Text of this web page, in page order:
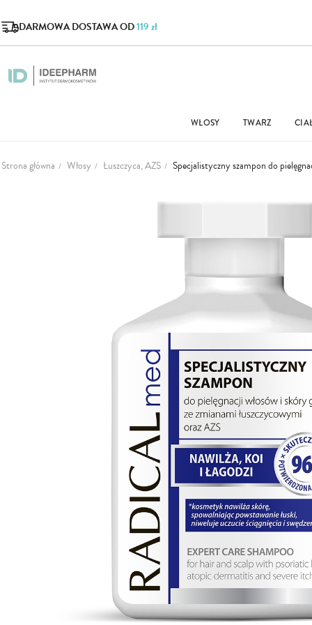
DARMOWA DOSTAWA OD119 zł
WŁOSY TWARZ
Strona główna Włosy Łuszczyca, AZS Specjalistyczny szampon do